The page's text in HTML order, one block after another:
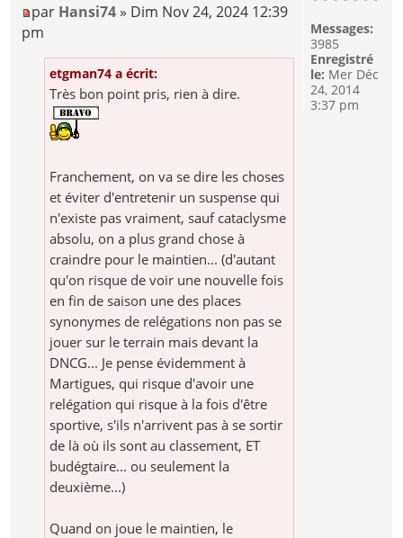
par Hansi74 » Dim Nov 24, 2024 12:39
pm
etgman74 a écrit:
Très bon point pris, rien à dire.
Franchement, on va se dire les choses
et éviter d'entretenir un suspense qui
n'existe pas vraiment, sauf cataclysme
absolu, on a plus grand chose à
craindre pour le maintien... (d'autant
qu'on risque de voir une nouvelle fois
en fin de saison une des places
synonymes de relégations non pas se
jouer sur le terrain mais devant la
DNCG... Je pense évidemment à
Martigues, qui risque d'avoir une
relégation qui risque à la fois d'être
sportive, s'ils n'arrivent pas à se sortir
de là où ils sont au classement, ET
budégtaire... ou seulement la
deuxième...)
Quand on joue le maintien, le
Messages:
3985
Enregistré
le: Mer Déc
24, 2014
3:37 pm